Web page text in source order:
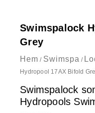
Swimspalock
Grey
Hem / Swimspa /
Hydropool 17AX Bifold
Swimspalock
Hydropools